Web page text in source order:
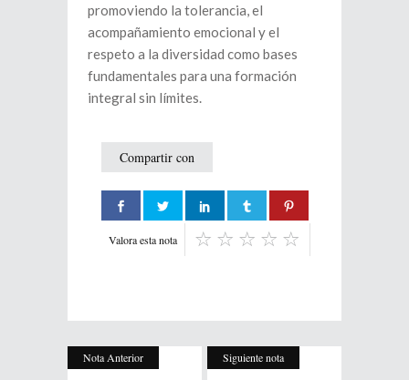
promoviendo la tolerancia, el
acompañamiento emocional y el
respeto a la diversidad como bases
fundamentales para una formación
integral sin límites.
Compartir con
Valora esta nota
Nota Anterior Siguiente nota